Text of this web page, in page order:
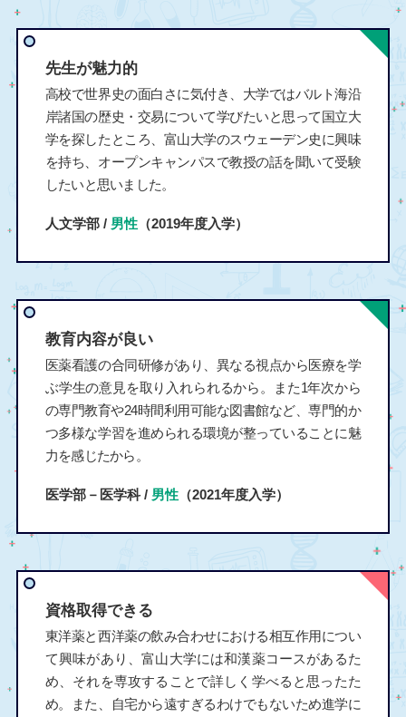
先生が魅力的
高校で世界史の面白さに気付き、大学ではバルト海沿
岸諸国の歴史・交易について学びたいと思って国立大
学を探したところ、富山大学のスウェーデン史に興味
を持ち、オープンキャンパスで教授の話を聞いて受験
したいと思いました。
人文学部 / 男性（2019年度入学）
教育内容が良い
医薬看護の合同研修があり、異なる視点から医療を学
ぶ学生の意見を取り入れられるから。また1年次から
の専門教育や24時間利用可能な図書館など、専門的か
つ多様な学習を進められる環境が整っていることに魅
力を感じたから。
医学部－医学科 / 男性（2021年度入学）
資格取得できる
東洋薬と西洋薬の飲み合わせにおける相互作用につい
て興味があり、富山大学には和漢薬コースがあるた
め、それを専攻することで詳しく学べると思ったた
め。また、自宅から遠すぎるわけでもないため進学に